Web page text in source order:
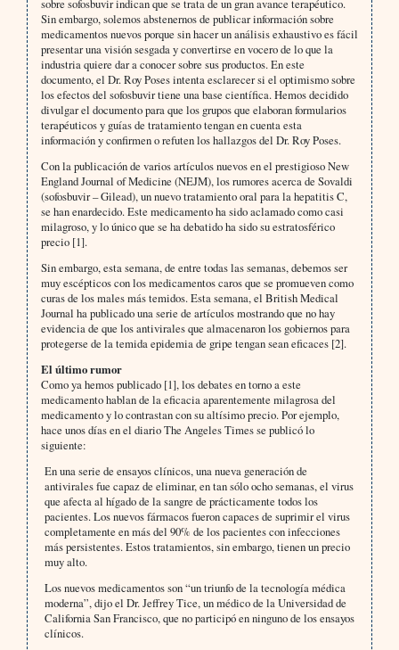
sobre sofosbuvir indican que se trata de un gran avance terapéutico.
Sin embargo, solemos abstenernos de publicar información sobre
medicamentos nuevos porque sin hacer un análisis exhaustivo es fácil
presentar una visión sesgada y convertirse en vocero de lo que la
industria quiere dar a conocer sobre sus productos. En este
documento, el Dr. Roy Poses intenta esclarecer si el optimismo sobre
los efectos del sofosbuvir tiene una base científica. Hemos decidido
divulgar el documento para que los grupos que elaboran formularios
terapéuticos y guías de tratamiento tengan en cuenta esta
información y confirmen o refuten los hallazgos del Dr. Roy Poses.
Con la publicación de varios artículos nuevos en el prestigioso New
England Journal of Medicine (NEJM), los rumores acerca de Sovaldi
(sofosbuvir – Gilead), un nuevo tratamiento oral para la hepatitis C,
se han enardecido. Este medicamento ha sido aclamado como casi
milagroso, y lo único que se ha debatido ha sido su estratosférico
precio [1].
Sin embargo, esta semana, de entre todas las semanas, debemos ser
muy escépticos con los medicamentos caros que se promueven como
curas de los males más temidos. Esta semana, el British Medical
Journal ha publicado una serie de artículos mostrando que no hay
evidencia de que los antivirales que almacenaron los gobiernos para
protegerse de la temida epidemia de gripe tengan sean eficaces [2].
El último rumor
Como ya hemos publicado [1], los debates en torno a este
medicamento hablan de la eficacia aparentemente milagrosa del
medicamento y lo contrastan con su altísimo precio. Por ejemplo,
hace unos días en el diario The Angeles Times se publicó lo
siguiente:
En una serie de ensayos clínicos, una nueva generación de
antivirales fue capaz de eliminar, en tan sólo ocho semanas, el virus
que afecta al hígado de la sangre de prácticamente todos los
pacientes. Los nuevos fármacos fueron capaces de suprimir el virus
completamente en más del 90% de los pacientes con infecciones
más persistentes. Estos tratamientos, sin embargo, tienen un precio
muy alto.
Los nuevos medicamentos son “un triunfo de la tecnología médica
moderna”, dijo el Dr. Jeffrey Tice, un médico de la Universidad de
California San Francisco, que no participó en ninguno de los ensayos
clínicos.